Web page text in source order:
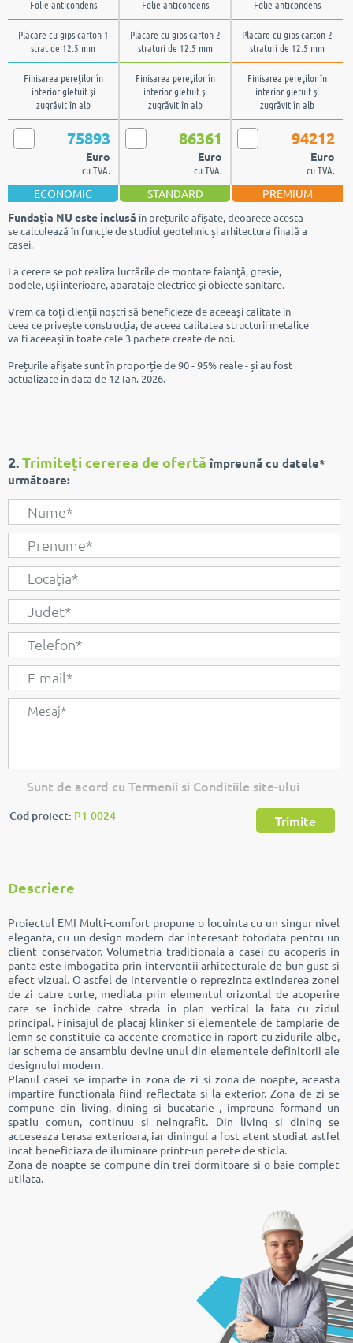
Folie anticondens Folie anticondens Folie anticondens
Placare cu gips-carton 1
strat de 12.5 mm
Placare cu gips-carton 2
straturi de 12.5 mm
Placare cu gips-carton 2
straturi de 12.5 mm
Finisarea pereţilor în
interior gletuit şi
zugrăvit în alb
Finisarea pereţilor în
interior gletuit şi
zugrăvit în alb
Finisarea pereţilor în
interior gletuit şi
zugrăvit în alb
75893
Euro
cu TVA.
86361
Euro
cu TVA.
94212
Euro
cu TVA.
ECONOMIC STANDARD
PREMIUM
Fundația NU este inclusă în prețurile afișate, deoarece acesta
se calculează în funcție de studiul geotehnic și arhitectura finală a
casei.
La cerere se pot realiza lucrările de montare faianţă, gresie,
podele, uşi interioare, aparataje electrice şi obiecte sanitare.
Vrem ca toți clienții noștri să beneficieze de aceeași calitate în
ceea ce privește construcția, de aceea calitatea structurii metalice
va fi aceeași în toate cele 3 pachete create de noi.
Prețurile afișate sunt în proporție de 90 - 95% reale - și au fost
actualizate în data de 12 Ian. 2026.
2.Trimiteți cererea de ofertă împreună cu datele*
următoare:
Sunt de acord cu Termenii si Conditiile site-ului
Cod proiect: P1-0024 Trimite
Descriere
Proiectul EMI Multi-comfort propune o locuinta cu un singur nivel
eleganta, cu un design modern dar interesant totodata pentru un
client conservator. Volumetria traditionala a casei cu acoperis in
panta este imbogatita prin interventii arhitecturale de bun gust si
efect vizual. O astfel de interventie o reprezinta extinderea zonei
de zi catre curte, mediata prin elementul orizontal de acoperire
care se inchide catre strada in plan vertical la fata cu zidul
principal. Finisajul de placaj klinker si elementele de tamplarie de
lemn se constituie ca accente cromatice in raport cu zidurile albe,
iar schema de ansamblu devine unul din elementele definitorii ale
designului modern.
Planul casei se imparte in zona de zi si zona de noapte, aceasta
impartire functionala fiind reflectata si la exterior. Zona de zi se
compune din living, dining si bucatarie , impreuna formand un
spatiu comun, continuu si neingrafit. Din living si dining se
acceseaza terasa exterioara, iar diningul a fost atent studiat astfel
incat beneficiaza de iluminare printr-un perete de sticla.
Zona de noapte se compune din trei dormitoare si o baie complet
utilata.